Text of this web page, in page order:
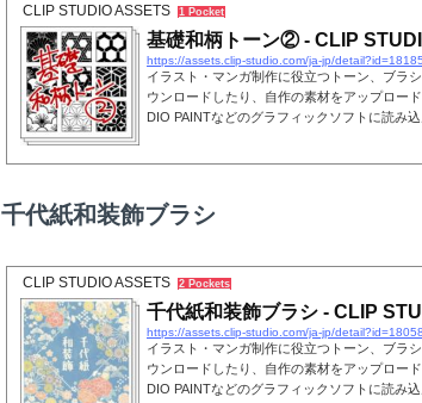
CLIP STUDIO ASSETS 1 Pocket
基礎和柄トーン② - CLIP
https://assets.clip-studio.com/ja-jp/
イラスト・マンガ制作に役立つトーン、ブラ
ウンロードしたり、自作の素材をアップロー
DIO PAINTなどのグラフィックソフトに読み込
千代紙和装飾ブラシ
CLIP STUDIO ASSETS 2 Pockets
千代紙和装飾ブラシ - CLIP
https://assets.clip-studio.com/ja-jp/
イラスト・マンガ制作に役立つトーン、ブラ
ウンロードしたり、自作の素材をアップロー
DIO PAINTなどのグラフィックソフトに読み込